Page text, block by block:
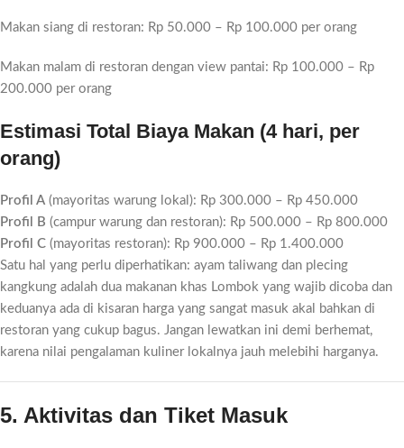
Makan siang di restoran: Rp 50.000 – Rp 100.000 per orang
Makan malam di restoran dengan view pantai: Rp 100.000 – Rp
200.000 per orang
Estimasi Total Biaya Makan (4 hari, per
orang)
Profil A (mayoritas warung lokal): Rp 300.000 – Rp 450.000
Profil B (campur warung dan restoran): Rp 500.000 – Rp 800.000
Profil C (mayoritas restoran): Rp 900.000 – Rp 1.400.000
Satu hal yang perlu diperhatikan: ayam taliwang dan plecing
kangkung adalah dua makanan khas Lombok yang wajib dicoba dan
keduanya ada di kisaran harga yang sangat masuk akal bahkan di
restoran yang cukup bagus. Jangan lewatkan ini demi berhemat,
karena nilai pengalaman kuliner lokalnya jauh melebihi harganya.
5. Aktivitas dan Tiket Masuk